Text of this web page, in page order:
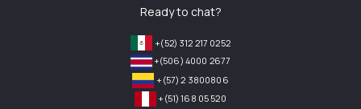
Ready to chat?
+(52) 312 217 0252
+(506) 4000 2677
+(57) 2 3800806
+(51) 168 05 520